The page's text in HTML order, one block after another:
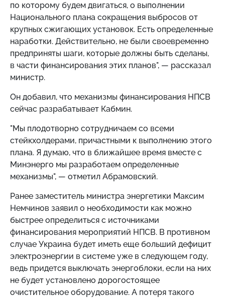
по которому будем двигаться, о выполнении
Национального плана сокращения выбросов от
крупных сжигающих установок. Есть определенные
наработки. Действительно, не были своевременно
предприняты шаги, которые должны быть сделаны,
в части финансирования этих планов", — рассказал
министр.
Он добавил, что механизмы финансирования НПСВ
сейчас разрабатывает Кабмин.
"Мы плодотворно сотрудничаем со всеми
стейкхолдерами, причастными к выполнению этого
плана. Я думаю, что в ближайшее время вместе с
Минэнерго мы разработаем определенные
механизмы", — отметил Абрамовский.
Ранее заместитель министра энергетики Максим
Немчинов заявил о необходимости как можно
быстрее определиться с источниками
финансирования мероприятий НПСВ. В противном
случае Украина будет иметь еще больший дефицит
электроэнергии в системе уже в следующем году,
ведь придется выключать энергоблоки, если на них
не будет установлено дорогостоящее
очистительное оборудование. А потеря такого